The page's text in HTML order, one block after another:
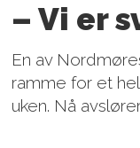
– Vi er
En av
ramme for et
uken. Nå